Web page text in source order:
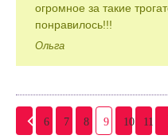
огромное за такие
понравилось!!!
Ольга
6 7 8 9 10 11